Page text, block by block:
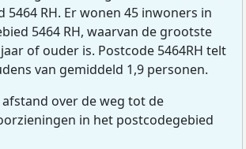
5464 RH. Er wonen 45 inwoners in
5464 RH, waarvan de grootste
of ouder is. Postcode 5464RH telt
van gemiddeld 1,9 personen.
over de weg tot de
in het postcodegebied